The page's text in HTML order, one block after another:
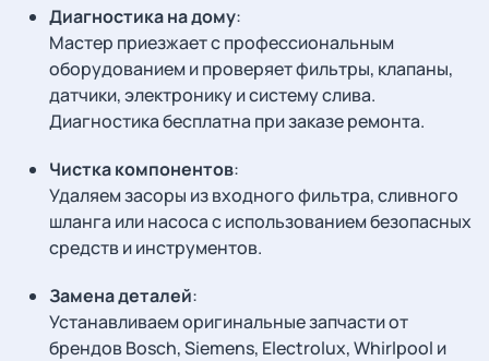
Диагностика на дому:
Мастер приезжает с профессиональным
оборудованием и проверяет фильтры, клапаны,
датчики, электронику и систему слива.
Диагностика бесплатна при заказе ремонта.
Чистка компонентов:
Удаляем засоры из входного фильтра, сливного
шланга или насоса с использованием безопасных
средств и инструментов.
Замена деталей:
Устанавливаем оригинальные запчасти от
брендов Bosch, Siemens, Electrolux, Whirlpool и